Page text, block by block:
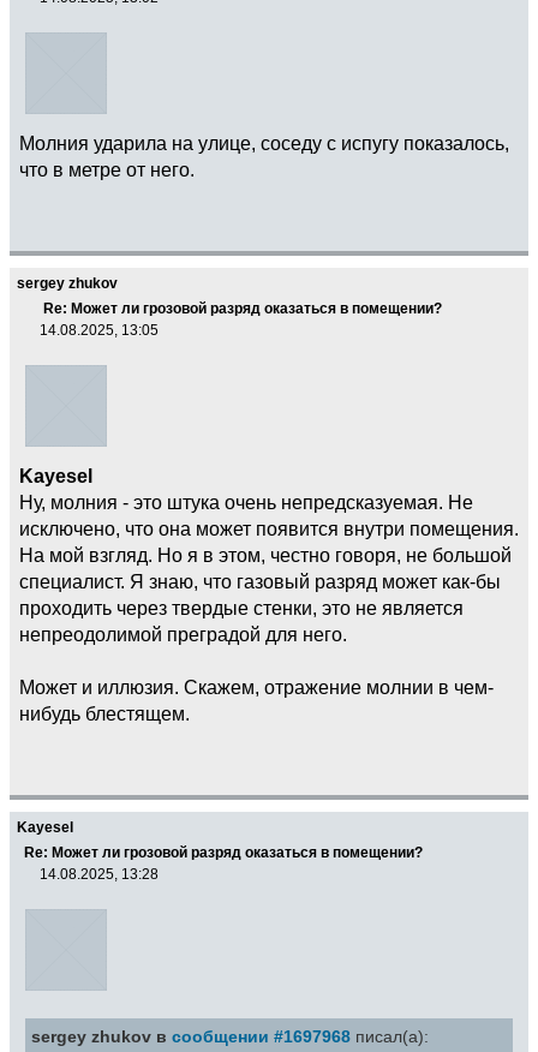
Молния ударила на улице, соседу с испугу показалось,
что в метре от него.
sergey zhukov
Re: Может ли грозовой разряд оказаться в помещении?
14.08.2025, 13:05
Kayesel
Ну, молния - это штука очень непредсказуемая. Не
исключено, что она может появится внутри помещения.
На мой взгляд. Но я в этом, честно говоря, не большой
специалист. Я знаю, что газовый разряд может как-бы
проходить через твердые стенки, это не является
непреодолимой преградой для него.
Может и иллюзия. Скажем, отражение молнии в чем-
нибудь блестящем.
Kayesel
Re: Может ли грозовой разряд оказаться в помещении?
14.08.2025, 13:28
sergey zhukov в сообщении #1697968 писал(а):